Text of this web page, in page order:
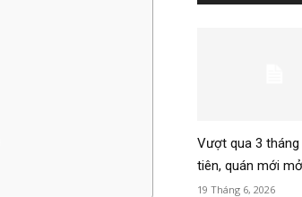
Vượt qua 3 tháng
tiên, quán mới
19 Tháng 6, 2026